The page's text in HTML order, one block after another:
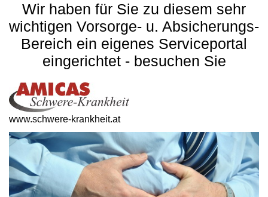
Wir haben für Sie zu diesem sehr
wichtigen Vorsorge- u. Absicherungs-
Bereich ein eigenes Serviceportal
eingerichtet - besuchen Sie
www.schwere-krankheit.at